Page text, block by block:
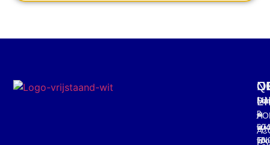
3
EN
–
je
in